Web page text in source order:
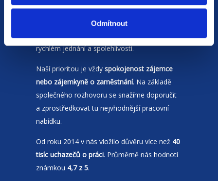
Odmítnout
JsmeHR agenturas pobočkami v
Moravskoslezském krajia Polsku. Zakládáme
rychlém jednání a spolehlivosti.
Naší prioritou je vždy spokojenost zájemce
nebo zájemkyně o zaměstnání. Na základě
společného rozhovoru se snažíme doporučit
a zprostředkovat tu nejvhodnější pracovní
nabídku.
Od roku 2014 v nás vložilo důvěru více než 40
tisíc uchazečů o práci. Průměrně nás hodnotí
známkou 4,7 z 5.